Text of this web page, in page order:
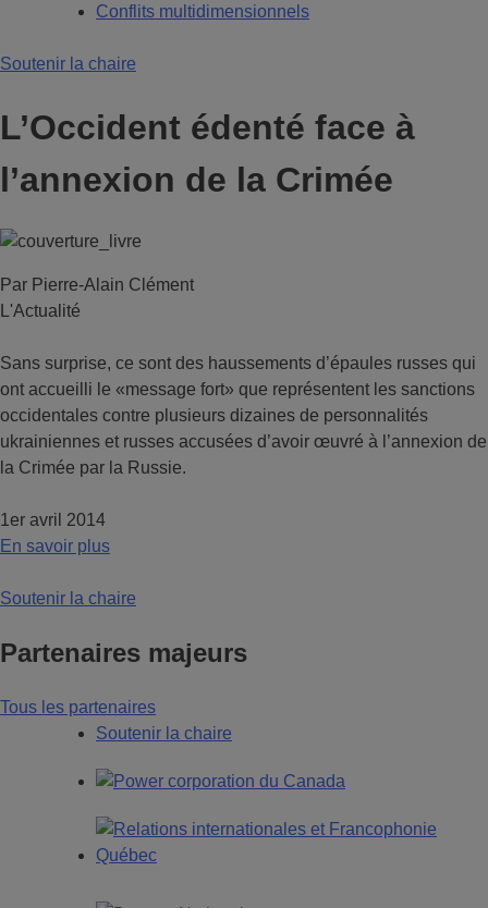
Conflits multidimensionnels
Soutenir la chaire
L’Occident édenté face à
l’annexion de la Crimée
Par Pierre-Alain Clément
L'Actualité
Sans surprise, ce sont des haussements d’épaules russes qui
ont accueilli le «message fort» que représentent les sanctions
occidentales contre plusieurs dizaines de personnalités
ukrainiennes et russes accusées d’avoir œuvré à l’annexion de
la Crimée par la Russie.
1er avril 2014
En savoir plus
Soutenir la chaire
Partenaires majeurs
Tous les partenaires
Soutenir la chaire